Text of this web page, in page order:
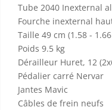
Tube 2040 Inexternal
Fourche inexternal
Taille 49 cm (1.58 -
Poids 9.5 kg
Dérailleur Huret, 12
Pédalier carré Nervar
Jantes Mavic
Câbles de frein neufs